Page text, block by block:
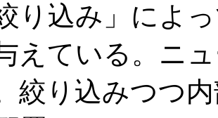
り込み」によ
えている。ニ
絞り込みつつ